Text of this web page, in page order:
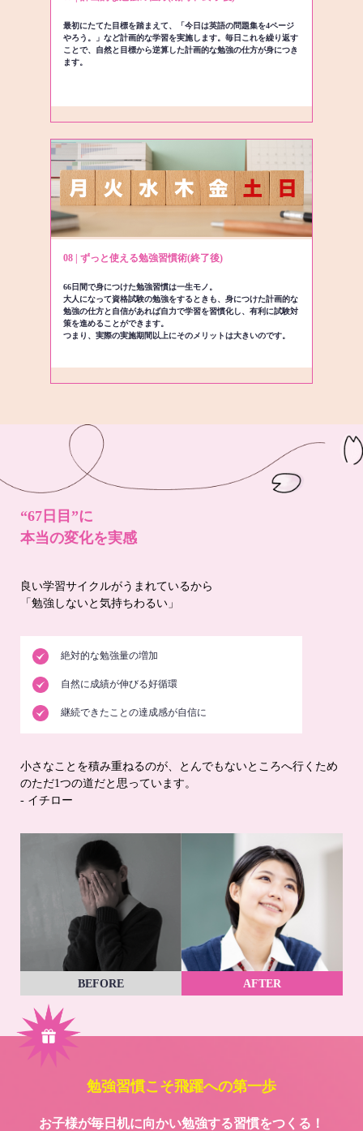
最初にたてた目標を踏まえて、「今日は英語の問題集を4ページ
やろう。」など計画的な学習を実施します。毎日これを繰り返す
ことで、自然と目標から逆算した計画的な勉強の仕方が身につき
ます。
08 | ずっと使える勉強習慣術(終了後)
66日間で身につけた勉強習慣は一生モノ。
大人になって資格試験の勉強をするときも、身につけた計画的な
勉強の仕方と自信があれば自力で学習を習慣化し、有利に試験対
策を進めることができます。
つまり、実際の実施期間以上にそのメリットは大きいのです。
“67日目”に
本当の変化を実感
良い学習サイクルがうまれているから
「勉強しないと気持ちわるい」
絶対的な勉強量の増加
自然に成績が伸びる好循環
継続できたことの達成感が自信に
小さなことを積み重ねるのが、とんでもないところへ行くため
のただ1つの道だと思っています。
- イチロー
BEFORE AFTER
勉強習慣こそ飛躍への第一歩
お子様が毎日机に向かい勉強する習慣をつくる！